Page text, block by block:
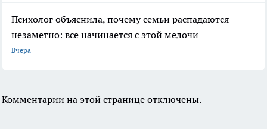
Психолог объяснила, почему семьи распадаются
незаметно: все начинается с этой мелочи
Вчера
Комментарии на этой странице отключены.